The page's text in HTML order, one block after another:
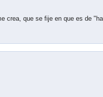
crea, que se fije en que es de